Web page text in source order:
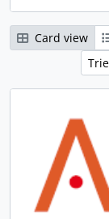
Card view